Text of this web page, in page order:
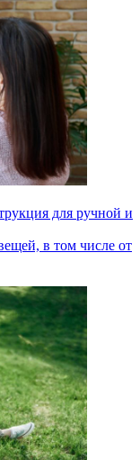
для ручной и
в том числе от